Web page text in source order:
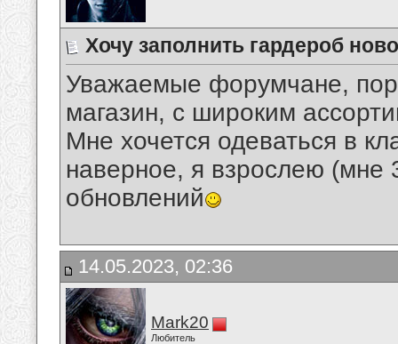
Хочу заполнить гардероб
Уважаемые форумчане,
магазин, с широким
Мне хочется одеваться в
наверное, я взрослею (мне
обновлений
14.05.2023, 02:36
Mark20
Любитель